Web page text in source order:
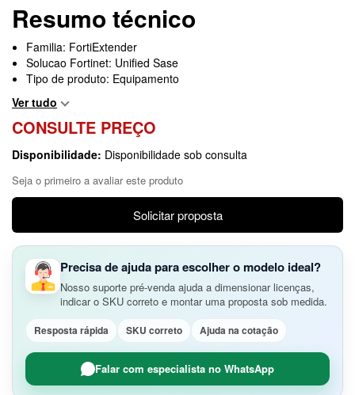
Resumo técnico
Familia: FortiExtender
Solucao Fortinet: Unified Sase
Tipo de produto: Equipamento
Ver tudo
CONSULTE PREÇO
Disponibilidade: Disponibilidade sob consulta
Seja o primeiro a avaliar este produto
Solicitar proposta
Precisa de ajuda para escolher o modelo ideal?
Nosso suporte pré-venda ajuda a dimensionar licenças,
indicar o SKU correto e montar uma proposta sob medida.
Resposta rápida SKU correto Ajuda na cotação
Falar com especialista no WhatsApp